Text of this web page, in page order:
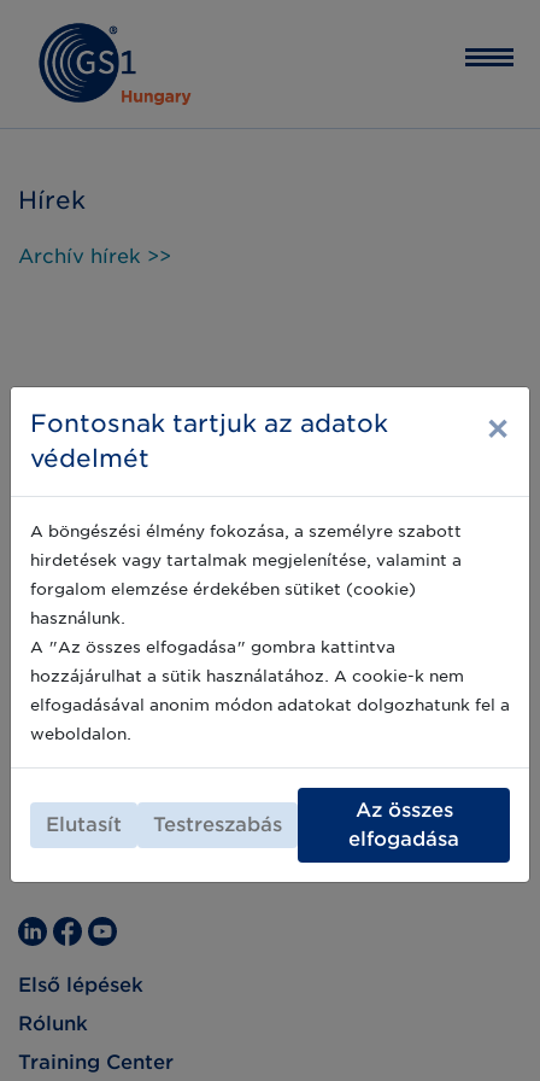
Hírek
Archív hírek >>
Első lépések
Rólunk
Training Center
Fontosnak tartjuk az adatok
védelmét
×
A böngészési élmény fokozása, a személyre szabott
hirdetések vagy tartalmak megjelenítése, valamint a
forgalom elemzése érdekében sütiket (cookie)
használunk.
A "Az összes elfogadása" gombra kattintva
hozzájárulhat a sütik használatához. A cookie-k nem
elfogadásával anonim módon adatokat dolgozhatunk fel a
weboldalon.
Elutasít Testreszabás
Az összes
elfogadása